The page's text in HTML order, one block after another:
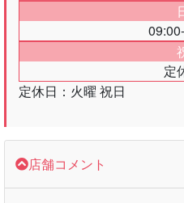
定
定休日：火曜 祝日
店舗コメント